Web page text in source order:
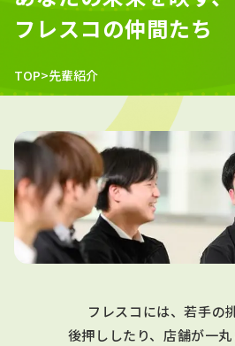
フレスコの仲間たち
>先輩紹介
フレスコには、若手の
後押ししたり、店舗が一